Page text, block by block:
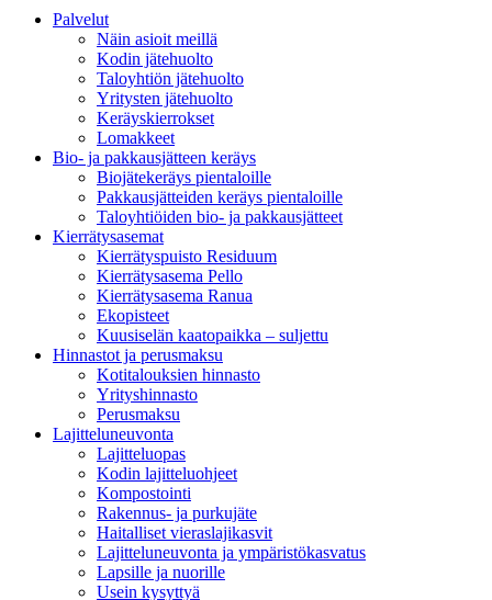
Palvelut
Näin asioit meillä
Kodin jätehuolto
Taloyhtiön jätehuolto
Yritysten jätehuolto
Keräyskierrokset
Lomakkeet
Bio- ja pakkausjätteen keräys
Biojätekeräys pientaloille
Pakkausjätteiden keräys pientaloille
Taloyhtiöiden bio- ja pakkausjätteet
Kierrätysasemat
Kierrätyspuisto Residuum
Kierrätysasema Pello
Kierrätysasema Ranua
Ekopisteet
Kuusiselän kaatopaikka – suljettu
Hinnastot ja perusmaksu
Kotitalouksien hinnasto
Yrityshinnasto
Perusmaksu
Lajitteluneuvonta
Lajitteluopas
Kodin lajitteluohjeet
Kompostointi
Rakennus- ja purkujäte
Haitalliset vieraslajikasvit
Lajitteluneuvonta ja ympäristökasvatus
Lapsille ja nuorille
Usein kysyttyä